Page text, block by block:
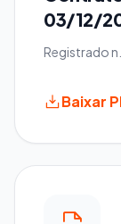
03/12/
Registrado
Baixar